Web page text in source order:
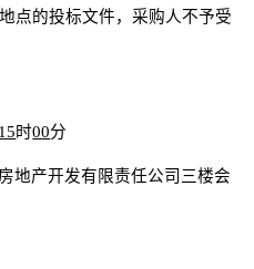
点的投标文件，采购人不予受
15时00分
地产开发有限责任公司三楼会